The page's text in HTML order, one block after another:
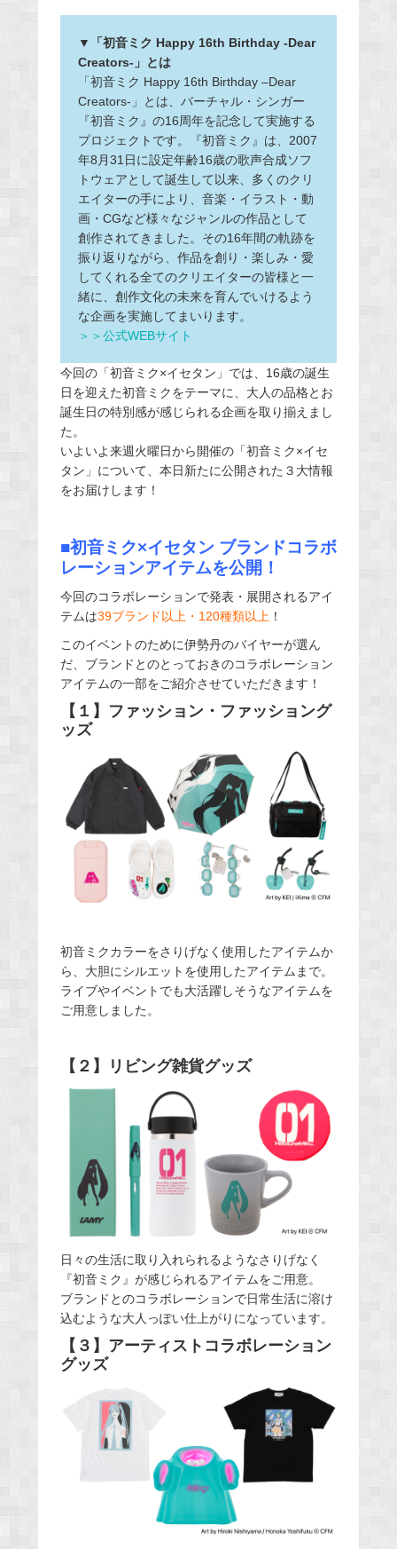
▼「初音ミク Happy 16th Birthday -Dear
Creators-」とは
「初音ミク Happy 16th Birthday –Dear
Creators-」とは、バーチャル・シンガー
『初音ミク』の16周年を記念して実施する
プロジェクトです。『初音ミク』は、2007
年8月31日に設定年齢16歳の歌声合成ソフ
トウェアとして誕生して以来、多くのクリ
エイターの手により、音楽・イラスト・動
画・CGなど様々なジャンルの作品として
創作されてきました。その16年間の軌跡を
振り返りながら、作品を創り・楽しみ・愛
してくれる全てのクリエイターの皆様と一
緒に、創作文化の未来を育んでいけるよう
な企画を実施してまいります。
＞＞公式WEBサイト
今回の「初音ミク×イセタン」では、16歳の誕生
日を迎えた初音ミクをテーマに、大人の品格とお
誕生日の特別感が感じられる企画を取り揃えまし
た。
いよいよ来週火曜日から開催の「初音ミク×イセ
タン」について、本日新たに公開された３大情報
をお届けします！
■初音ミク×イセタン ブランドコラボ
レーションアイテムを公開！
今回のコラボレーションで発表・展開されるアイ
テムは39ブランド以上・120種類以上 ！
このイベントのために伊勢丹のバイヤーが選ん
だ、ブランドとのとっておきのコラボレーション
アイテムの一部をご紹介させていただきます！
【１】ファッション・ファッショング
ッズ
初音ミクカラーをさりげなく使用したアイテムか
ら、大胆にシルエットを使用したアイテムまで。
ライブやイベントでも大活躍しそうなアイテムを
ご用意しました。
【２】リビング雑貨グッズ
日々の生活に取り入れられるようなさりげなく
『初音ミク』が感じられるアイテムをご用意。
ブランドとのコラボレーションで日常生活に溶け
込むような大人っぽい仕上がりになっています。
【３】アーティストコラボレーション
グッズ